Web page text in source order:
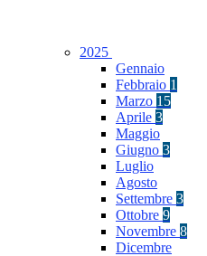
2025
Gennaio
Febbraio 1
Marzo 15
Aprile 3
Maggio
Giugno 3
Luglio
Agosto
Settembre 3
Ottobre 9
Novembre 8
Dicembre